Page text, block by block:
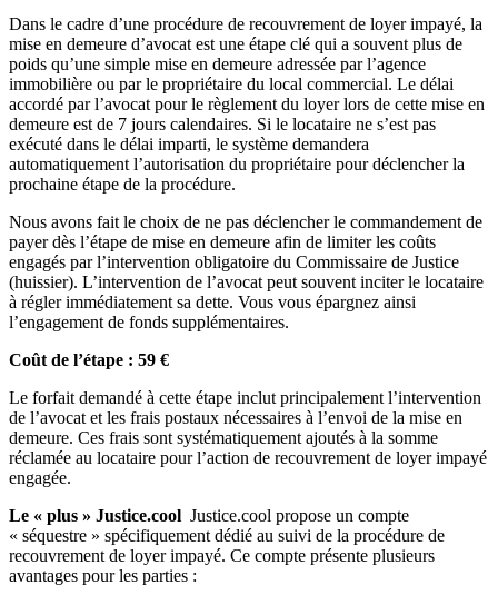
Dans le cadre d’une procédure de recouvrement de loyer impayé, la
mise en demeure d’avocat est une étape clé qui a souvent plus de
poids qu’une simple mise en demeure adressée par l’agence
immobilière ou par le propriétaire du local commercial. Le délai
accordé par l’avocat pour le règlement du loyer lors de cette mise en
demeure est de 7 jours calendaires. Si le locataire ne s’est pas
exécuté dans le délai imparti, le système demandera
automatiquement l’autorisation du propriétaire pour déclencher la
prochaine étape de la procédure.
Nous avons fait le choix de ne pas déclencher le commandement de
payer dès l’étape de mise en demeure afin de limiter les coûts
engagés par l’intervention obligatoire du Commissaire de Justice
(huissier). L’intervention de l’avocat peut souvent inciter le locataire
à régler immédiatement sa dette. Vous vous épargnez ainsi
l’engagement de fonds supplémentaires.
Coût de l’étape : 59 €
Le forfait demandé à cette étape inclut principalement l’intervention
de l’avocat et les frais postaux nécessaires à l’envoi de la mise en
demeure. Ces frais sont systématiquement ajoutés à la somme
réclamée au locataire pour l’action de recouvrement de loyer impayé
engagée.
Le « plus » Justice.cool Justice.cool propose un compte
« séquestre » spécifiquement dédié au suivi de la procédure de
recouvrement de loyer impayé. Ce compte présente plusieurs
avantages pour les parties :